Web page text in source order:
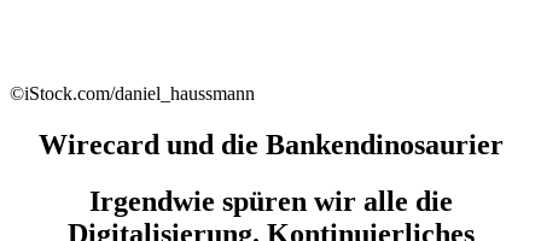
©iStock.com/daniel_haussmann
Wirecard und die Bankendinosaurier
Irgendwie spüren wir alle die
Digitalisierung. Kontinuierliches